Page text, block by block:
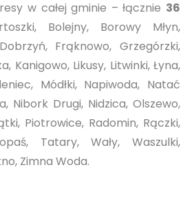
w całej gminie – łącznie 36
Bolejny, Borowy Młyn,
Frąknowo, Grzegórzki,
Kanigowo, Likusy, Litwinki, Łyna,
Módłki, Napiwoda, Natać
Nibork Drugi, Nidzica, Olszewo,
Piotrowice, Radomin, Rączki,
Tatary, Wały, Waszulki,
Zimna Woda.